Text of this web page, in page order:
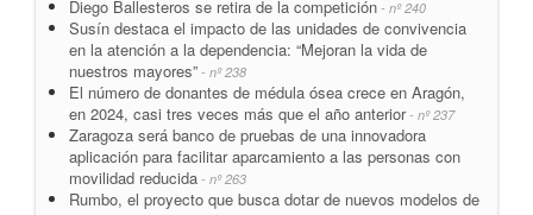
Diego Ballesteros se retira de la competición - nº 240
Susín destaca el impacto de las unidades de convivencia
en la atención a la dependencia: “Mejoran la vida de
nuestros mayores” - nº 238
El número de donantes de médula ósea crece en Aragón,
en 2024, casi tres veces más que el año anterior- nº 237
Zaragoza será banco de pruebas de una innovadora
aplicación para facilitar aparcamiento a las personas con
movilidad reducida - nº 263
Rumbo, el proyecto que busca dotar de nuevos modelos de